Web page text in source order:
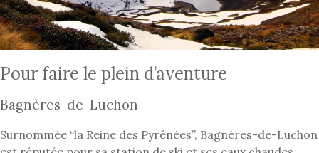
Pour faire le plein d’aventure
Bagnères-de-Luchon
Surnommée “la Reine des Pyrénées”, Bagnères-de-Luchon